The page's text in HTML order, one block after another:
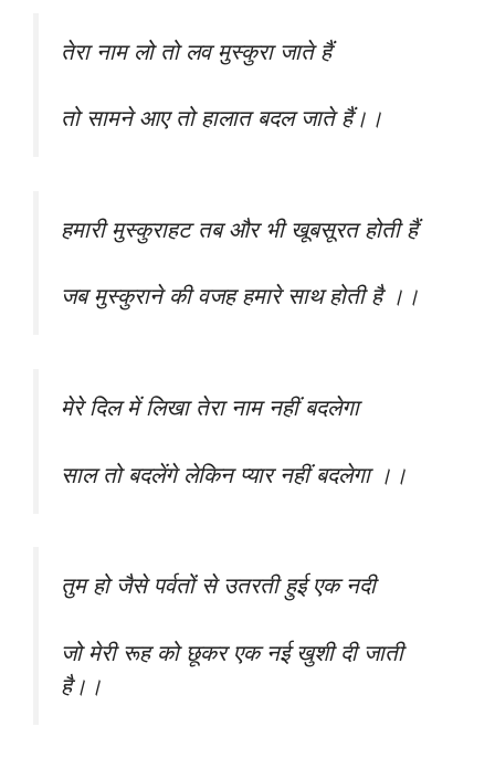
तेरा नाम लो तो लव मुस्कुरा जाते हैं
तो सामने आए तो हालात बदल जाते हैं।।
हमारी मुस्कुराहट तब और भी खूबसूरत होती हैं
जब मुस्कुराने की वजह हमारे साथ होती है ।।
मेरे दिल में लिखा तेरा नाम नहीं बदलेगा
साल तो बदलेंगे लेकिन प्यार नहीं बदलेगा ।।
तुम हो जैसे पर्वतों से उतरती हुई एक नदी
जो मेरी रूह को छूकर एक नई खुशी दी जाती
है।।